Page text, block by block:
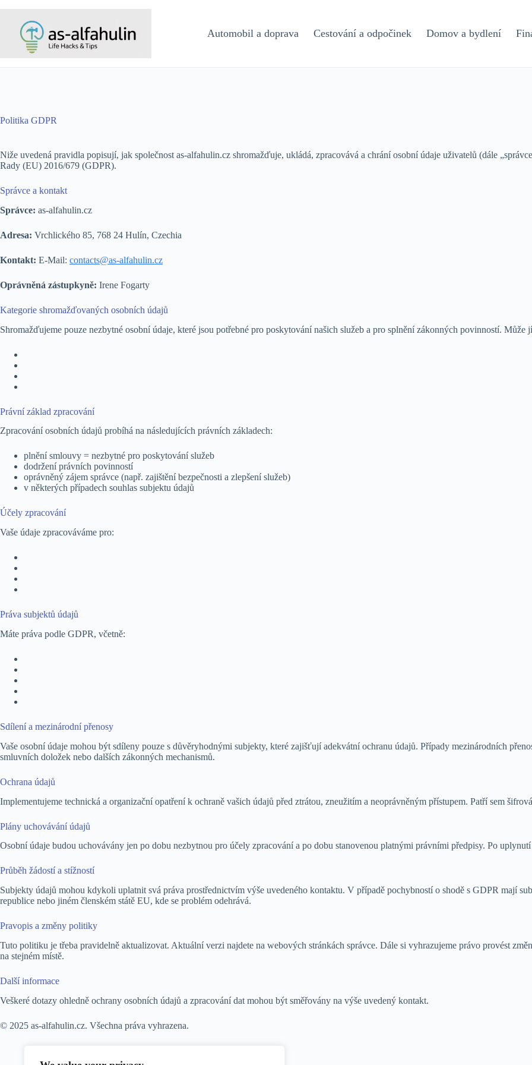
content
Automobil a doprava Cestování a odpočinek Domov a bydlení
Politika GDPR
Niže uvedená pravidla popisují, jak společnost as-alfahulin.cz shromažďuje, ukládá, zpracovává a chrání osobní údaje uživatelů (dále
Rady (EU) 2016/679 (GDPR).
Správce a kontakt
Správce: as-alfahulin.cz
Adresa: Vrchlického 85, 768 24 Hulín, Czechia
Kontakt: E-Mail: contacts@as-alfahulin.cz
Oprávněná zástupkyně: Irene Fogarty
Kategorie shromažďovaných osobních údajů
Shromažďujeme pouze nezbytné osobní údaje, které jsou potřebné pro poskytování našich služeb a pro splnění zákonných povinností. Může
Právní základ zpracování
Zpracování osobních údajů probíhá na následujících právních základech:
plnění smlouvy = nezbytné pro poskytování služeb
dodržení právních povinností
oprávněný zájem správce (např. zajištění bezpečnosti a zlepšení služeb)
v některých případech souhlas subjektu údajů
Účely zpracování
Vaše údaje zpracováváme pro:
Práva subjektů údajů
Máte práva podle GDPR, včetně:
Sdílení a mezinárodní přenosy
Vaše osobní údaje mohou být sdíleny pouze s důvěryhodnými subjekty, které zajišťují adekvátní ochranu údajů. Případy mezinárodních
smluvních doložek nebo dalších zákonných mechanismů.
Ochrana údajů
Implementujeme technická a organizační opatření k ochraně vašich údajů před ztrátou, zneužitím a neoprávněným přístupem. Patří sem
Plány uchovávání údajů
Osobní údaje budou uchovávány jen po dobu nezbytnou pro účely zpracování a po dobu stanovenou platnými právními předpisy. Po
Průběh žádostí a stížností
Subjekty údajů mohou kdykoli uplatnit svá práva prostřednictvím výše uvedeného kontaktu. V případě pochybností o shodě s GDPR mají
republice nebo jiném členském státě EU, kde se problém odehrává.
Pravopis a změny politiky
Tuto politiku je třeba pravidelně aktualizovat. Aktuální verzi najdete na webových stránkách správce. Dále si vyhrazujeme právo provést
na stejném místě.
Další informace
Veškeré dotazy ohledně ochrany osobních údajů a zpracování dat mohou být směřovány na výše uvedený kontakt.
© 2025 as-alfahulin.cz. Všechna práva vyhrazena.